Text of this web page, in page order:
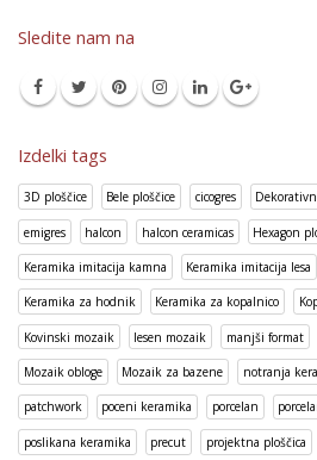
Sledite nam na
Izdelki tags
3D ploščice Bele ploščice cicogres
emigres halcon halcon ceramicas Hexagon
Keramika imitacija kamna Keramika imitacija lesa
Keramika za hodnik Keramika za kopalnico
Kovinski mozaik lesen mozaik manjši format
Mozaik obloge Mozaik za bazene notranja
patchwork poceni keramika porcelan
poslikana keramika precut projektna ploščica